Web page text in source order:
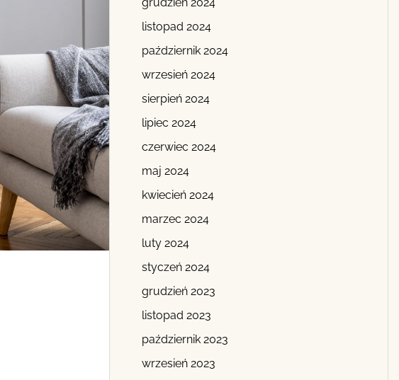
listopad 2024
październik 2024
wrzesień 2024
sierpień 2024
lipiec 2024
czerwiec 2024
maj 2024
kwiecień 2024
marzec 2024
luty 2024
styczeń 2024
grudzień 2023
listopad 2023
październik 2023
wrzesień 2023